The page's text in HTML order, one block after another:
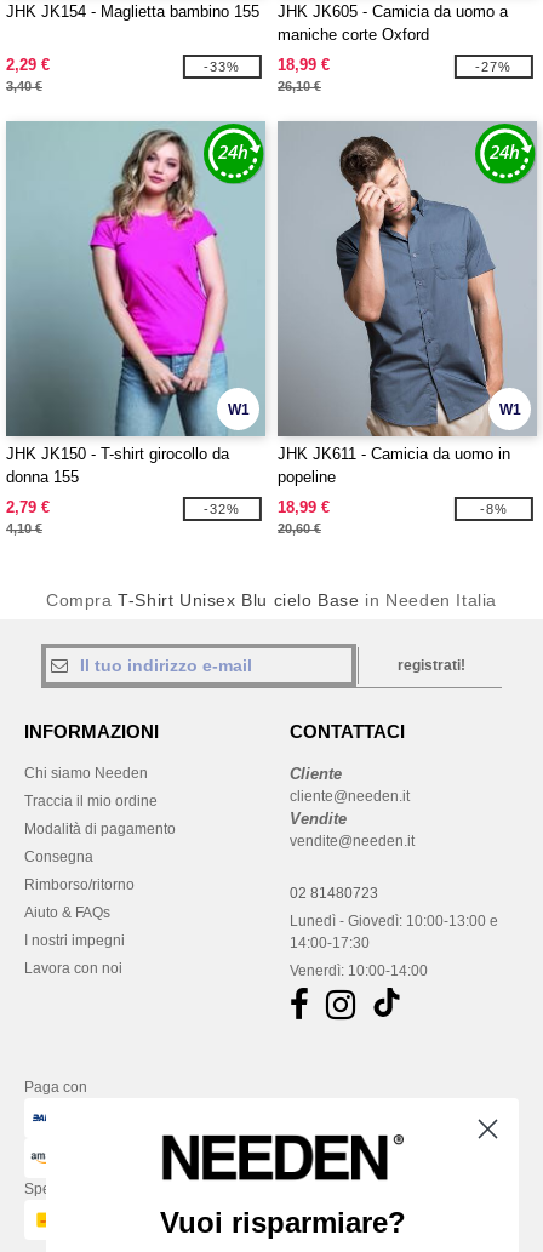
JHK JK154 - Maglietta bambino 155
2,29 €
3,40 €
-33%
JHK JK605 - Camicia da uomo a
maniche corte Oxford
18,99 €
26,10 €
-27%
W1
JHK JK150 - T-shirt girocollo da
donna 155
2,79 €
4,10 €
-32%
W1
JHK JK611 - Camicia da uomo in
popeline
18,99 €
20,60 €
-8%
CompraT-Shirt Unisex Blu cielo Base in Needen Italia
registrati!
INFORMAZIONI
Chi siamo Needen
Traccia il mio ordine
Modalità di pagamento
Consegna
Rimborso/ritorno
Aiuto & FAQs
I nostri impegni
Lavora con noi
CONTATTACI
Cliente
cliente@needen.it
Vendite
vendite@needen.it
02 81480723
Lunedì - Giovedì: 10:00-13:00 e
14:00-17:30
Venerdì: 10:00-14:00
Paga con
Spediamo con
Vuoi risparmiare?